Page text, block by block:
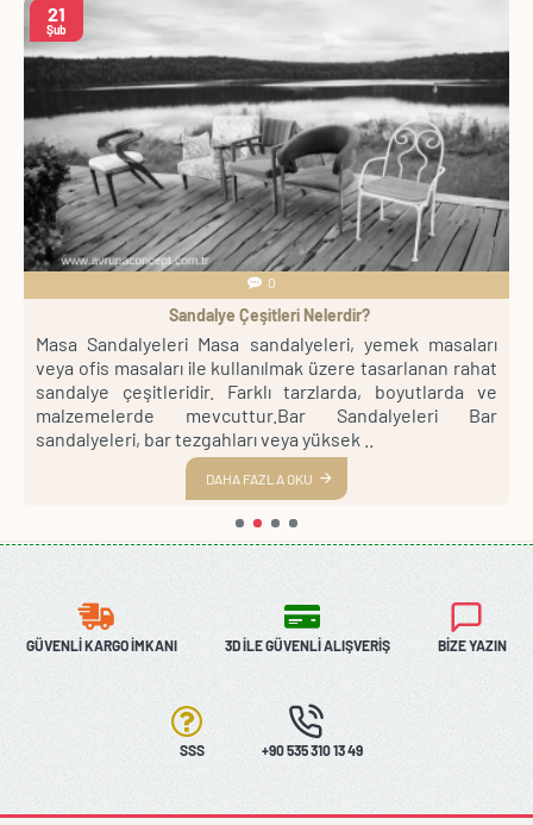
21
Şub
0
Sandalye Çeşitleri Nelerdir?
Masa Sandalyeleri Masa sandalyeleri, yemek masaları
veya ofis masaları ile kullanılmak üzere tasarlanan rahat
sandalye çeşitleridir. Farklı tarzlarda, boyutlarda ve
malzemelerde mevcuttur.Bar Sandalyeleri Bar
sandalyeleri, bar tezgahları veya yüksek ..
DAHA FAZLA OKU
GÜVENLI KARGO İMKANI 3D İLE GÜVENLI ALIŞVERIŞ BIZE YAZIN
SSS +90 535 310 13 49